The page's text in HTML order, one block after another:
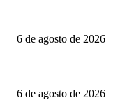
6 de agosto de 2026
6 de agosto de 2026